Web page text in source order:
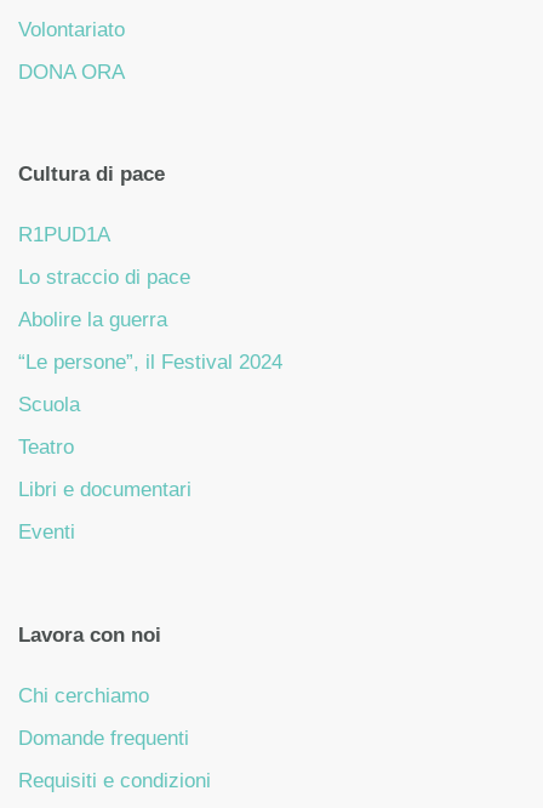
Volontariato
DONA ORA
Cultura di pace
R1PUD1A
Lo straccio di pace
Abolire la guerra
“Le persone”, il Festival 2024
Scuola
Teatro
Libri e documentari
Eventi
Lavora con noi
Chi cerchiamo
Domande frequenti
Requisiti e condizioni